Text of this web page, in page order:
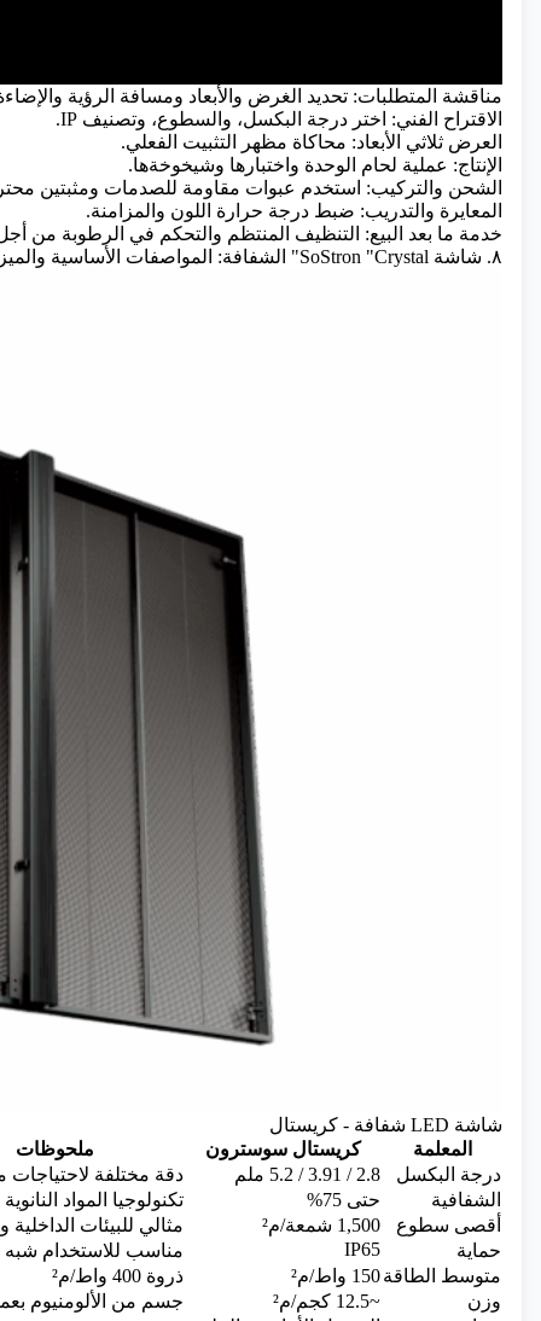
مناقشة المتطلبات: تحديد الغرض والأبعاد ومسافة الرؤية
الاقتراح الفني: اختر درجة البكسل، والسطوع، وتصنيف IP.
العرض ثلاثي الأبعاد: محاكاة مظهر التثبيت الفعلي.
الإنتاج: عملية لحام الوحدة واختبارها وشيخوخةها.
الشحن والتركيب: استخدم عبوات مقاومة للصدمات ومثبتين
المعايرة والتدريب: ضبط درجة حرارة اللون والمزامنة.
خدمة ما بعد البيع: التنظيف المنتظم والتحكم في الرطوبة من
٨. شاشة SoStron "Crystal" الشفافة: المواصفات الأساسية والميزات
شاشة LED شفافة - كريستال
المعلمة
كريستال سوسترون
ملحوظات
درجة البكسل
2.8 / 3.91 / 5.2 ملم
دقة مختلفة لاحتياجات
الشفافية
حتى 75%
تكنولوجيا المواد النانوية GOB
أقصى سطوع
1,500 شمعة/م²
مثالي للبيئات الداخلية
حماية
IP65
مناسب للاستخدام شبه
متوسط ​​الطاقة150 واط/م²
ذروة 400 واط/م²
وزن
~12.5 كجم/م²
جسم من الألومنيوم بعمق